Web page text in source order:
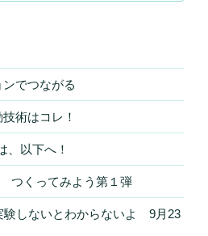
でつながる
術はコレ！
、以下へ！
つくってみよう第１弾
験しないとわからないよ 9月23